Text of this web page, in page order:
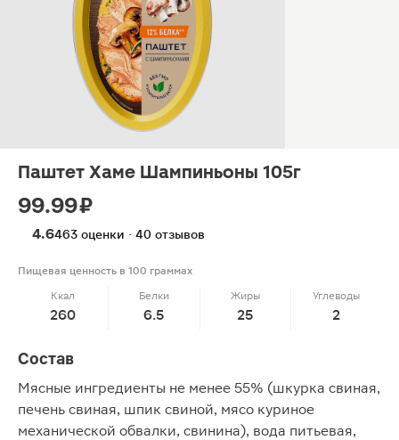
Паштет Хаме Шампиньоны 105г
99.99 ₽
4.6463 оценки · 40 отзывов
Пищевая ценность в 100 граммах
Ккал
260
Белки
6.5
Жиры
25
Углеводы
2
Состав
Мясные ингредиенты не менее 55% (шкурка свиная,
печень свиная, шпик свиной, мясо куриное
механической обвалки, свинина), вода питьевая,